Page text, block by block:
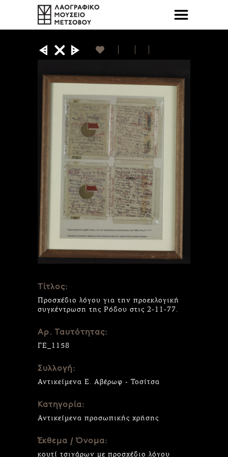
Τίτλος:
Προσχέδιο λόγου για την προεκλογική
συγκέντρωση της Ρόδου στις 2-11-77.
Αρ. Ταυτότητας:
ΓΕ_1158
Συλλογή:
Αντικείμενα Ε. Αβέρωφ - Τοσίτσα
Κατηγορία:
Αντικείμενα προσωπικής χρήσης
Έκθεμα / Όνομα:
κουτί τσιγάρων με προσχέδιο λόγου